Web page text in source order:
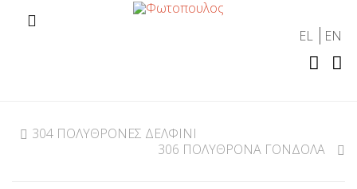
EL EN
304 ΠΟΛΥΘΡΟΝΕΣ ΔΕΛΦΙΝΙ
306 ΠΟΛΥΘΡΟΝΑ ΓΟΝΔΟΛΑ